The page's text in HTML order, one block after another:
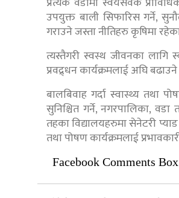
उपयुक्त बाली सिफारिस गर्ने,
गराउने जस्ता नीतिहरु कृषिमा
त्यस्तैगरी स्वस्थ जीवनका लागि
प्रवद्र्धन कार्यक्रमलाई अघि
बालबिवाह गर्दा स्वास्थ्य तथा
सुनिश्चित गर्ने, नगरपालिका,
तहका विद्यालयहरुमा सेनेटरी
तथा पोषण कार्यक्रमलाई
Facebook Comments Box